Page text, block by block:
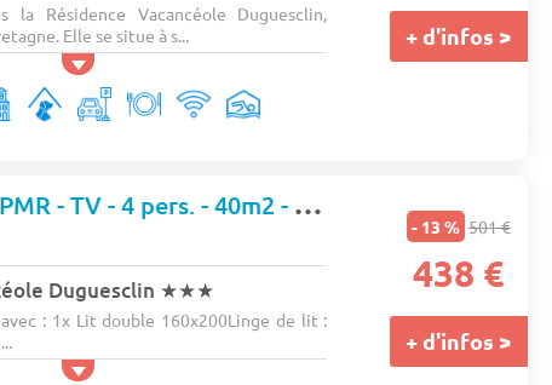
la Résidence Vacancéole Duguesclin,
Elle se situe à s...
+ d'infos >
Appartement - PMR - TV - 4 pers. - 40m2 - Animaux admis
Duguesclin ★★★
avec : 1x Lit double 160x200Linge de lit :
- 13 % 501 €
438 €
+ d'infos >